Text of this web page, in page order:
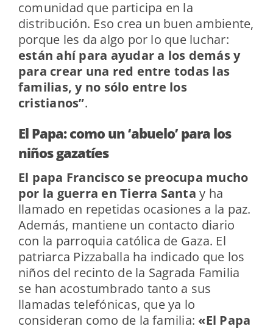
comunidad que participa en la
distribución. Eso crea un buen ambiente,
porque les da algo por lo que luchar:
están ahí para ayudar a los demás y
para crear una red entre todas las
familias, y no sólo entre los
cristianos”.
El Papa: como un ‘abuelo’ para los
niños gazatíes
El papa Francisco se preocupa mucho
por la guerra en Tierra Santa y ha
llamado en repetidas ocasiones a la paz.
Además, mantiene un contacto diario
con la parroquia católica de Gaza. El
patriarca Pizzaballa ha indicado que los
niños del recinto de la Sagrada Familia
se han acostumbrado tanto a sus
llamadas telefónicas, que ya lo
consideran como de la familia: «El Papa